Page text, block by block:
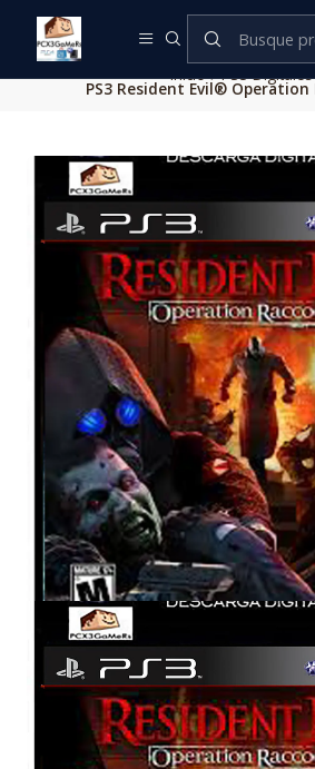
Inicio PS3 Digitales
PS3 Resident Evil® Operation